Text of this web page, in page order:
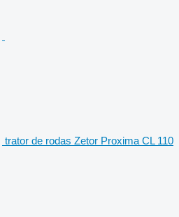
trator de rodas Zetor Proxima CL 110